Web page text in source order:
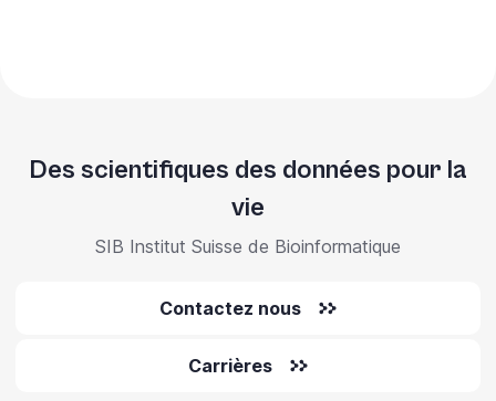
Des scientifiques des données pour la
vie
SIB Institut Suisse de Bioinformatique
Contactez nous
Carrières